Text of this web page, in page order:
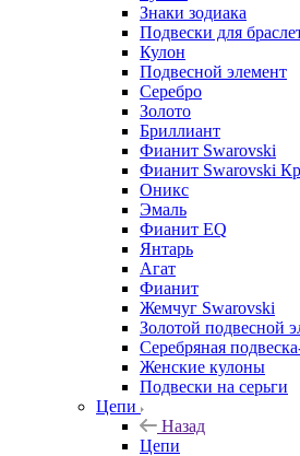
Знаки зодиака
Подвески для
Кулон
Подвесной элемент
Серебро
Золото
Бриллиант
Фианит Swarovski
Фианит Swarovski
Оникс
Эмаль
Фианит EQ
Янтарь
Агат
Фианит
Жемчуг Swarovski
Золотой подвесной
Серебряная
Женские кулоны
Подвески на серьги
Цепи
Назад
Цепи